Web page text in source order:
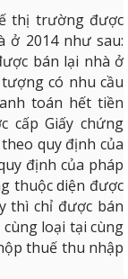
thị trường được
ở 2014 như sau:
bán lại nhà ở
có nhu cầu
toán hết tiền
cấp Giấy chứng
quy định của
định của pháp
thuộc diện được
thì chỉ được bán
loại tại cùng
thuế thu nhập